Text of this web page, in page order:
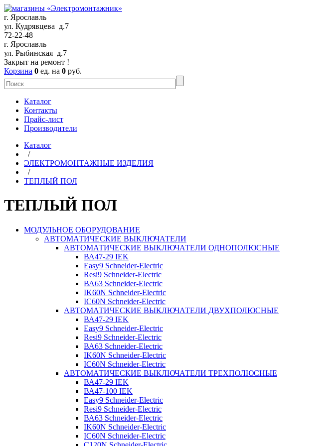
г. Ярославль
ул. Кудрявцева д.7
72-22-48
г. Ярославль
ул. Рыбинская д.7
Закрыт на ремонт !
Корзина 0 ед. на 0 руб.
Каталог
Контакты
Прайс-лист
Производители
Каталог
/
ЭЛЕКТРОМОНТАЖНЫЕ ИЗДЕЛИЯ
/
ТЕПЛЫЙ ПОЛ
ТЕПЛЫЙ ПОЛ
МОДУЛЬНОЕ ОБОРУДОВАНИЕ
АВТОМАТИЧЕСКИЕ ВЫКЛЮЧАТЕЛИ
АВТОМАТИЧЕСКИЕ ВЫКЛЮЧАТЕЛИ ОДНОПОЛЮСНЫЕ
ВА47-29 IEK
Easy9 Schneider-Electric
Resi9 Schneider-Electric
ВА63 Schneider-Electric
IK60N Schneider-Electric
IC60N Schneider-Electric
АВТОМАТИЧЕСКИЕ ВЫКЛЮЧАТЕЛИ ДВУХПОЛЮСНЫЕ
ВА47-29 IEK
Easy9 Schneider-Electric
Resi9 Schneider-Electric
ВА63 Schneider-Electric
IK60N Schneider-Electric
IC60N Schneider-Electric
АВТОМАТИЧЕСКИЕ ВЫКЛЮЧАТЕЛИ ТРЕХПОЛЮСНЫЕ
ВА47-29 IEK
ВА47-100 IEK
Easy9 Schneider-Electric
Resi9 Schneider-Electric
ВА63 Schneider-Electric
IK60N Schneider-Electric
IC60N Schneider-Electric